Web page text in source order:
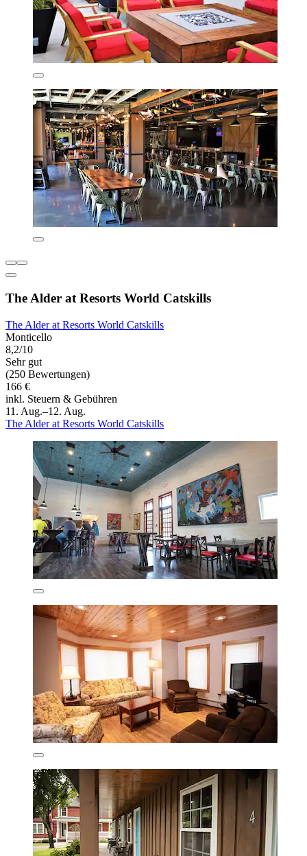
The Alder at Resorts World Catskills
The Alder at Resorts World Catskills
Monticello
8,2/10
Sehr gut
(250 Bewertungen)
166 €
inkl. Steuern & Gebühren
11. Aug.–12. Aug.
The Alder at Resorts World Catskills